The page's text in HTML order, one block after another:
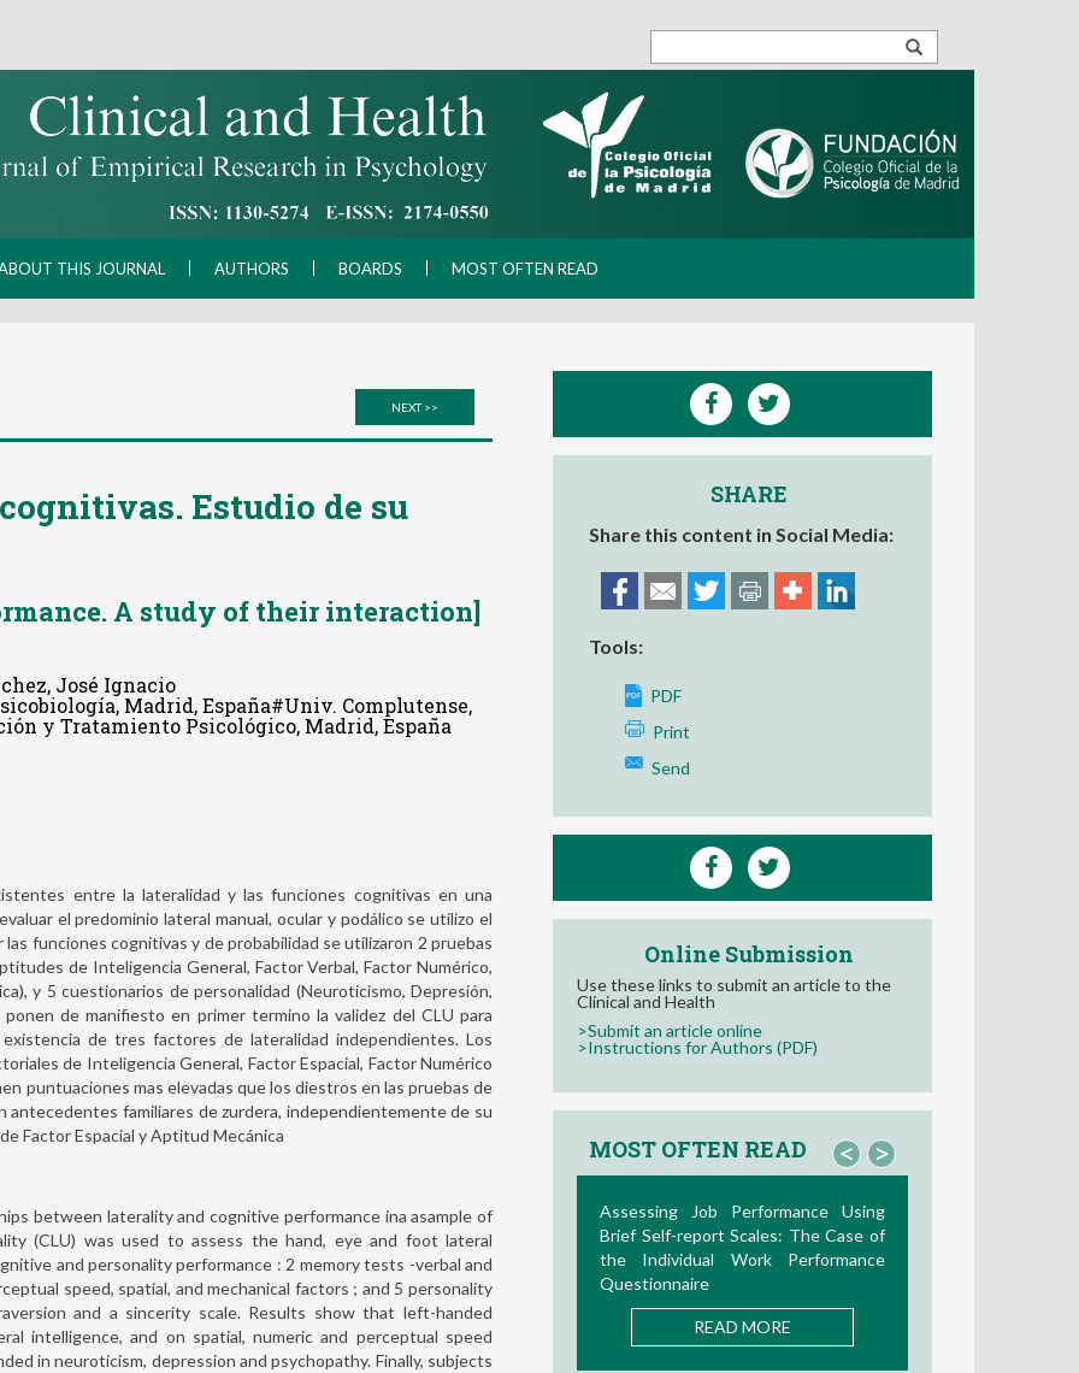
THIS JOURNAL AUTHORS BOARDS MOST OFTEN READ
NEXT >>
Estudio de su
A study of their interaction]
José Ignacio
Madrid, España#Univ. Complutense,
y Tratamiento Psicológico, Madrid, España
entre la lateralidad y las funciones cognitivas en una
el predominio lateral manual, ocular y podálico se utilizo el
funciones cognitivas y de probabilidad se utilizaron 2 pruebas
de Inteligencia General, Factor Verbal, Factor Numérico,
y 5 cuestionarios de personalidad (Neuroticismo, Depresión,
de manifiesto en primer termino la validez del CLU para
de tres factores de lateralidad independientes. Los
de Inteligencia General, Factor Espacial, Factor Numérico
puntuaciones mas elevadas que los diestros en las pruebas de
antecedentes familiares de zurdera, independientemente de su
Factor Espacial y Aptitud Mecánica
between laterality and cognitive performance ina asample of
(CLU) was used to assess the hand, eye and foot lateral
and personality performance : 2 memory tests -verbal and
speed, spatial, and mechanical factors ; and 5 personality
and a sincerity scale. Results show that left-handed
intelligence, and on spatial, numeric and perceptual speed
in neuroticism, depression and psychopathy. Finally, subjects
SHARE
Share this content in Social Media:
Tools:
PDF
Print
Send
Online Submission
Use these links to submit an article to the
Clinical and Health
>Submit an article online
>Instructions for Authors (PDF)
MOST OFTEN READ < >
Assessing Job Performance Using
Brief Self-report Scales: The Case of
the Individual Work Performance
Questionnaire
READ MORE